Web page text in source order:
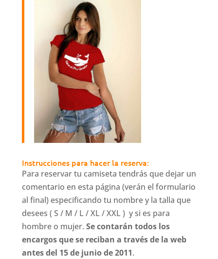
Instrucciones para hacer la reserva:
Para reservar tu camiseta tendrás que dejar un
comentario en esta página (verán el formulario
al final) especificando tu nombre y la talla que
desees ( S / M / L / XL / XXL ) y si es para
hombre o mujer. Se contarán todos los
encargos que se reciban a través de la web
antes del 15 de junio de 2011.